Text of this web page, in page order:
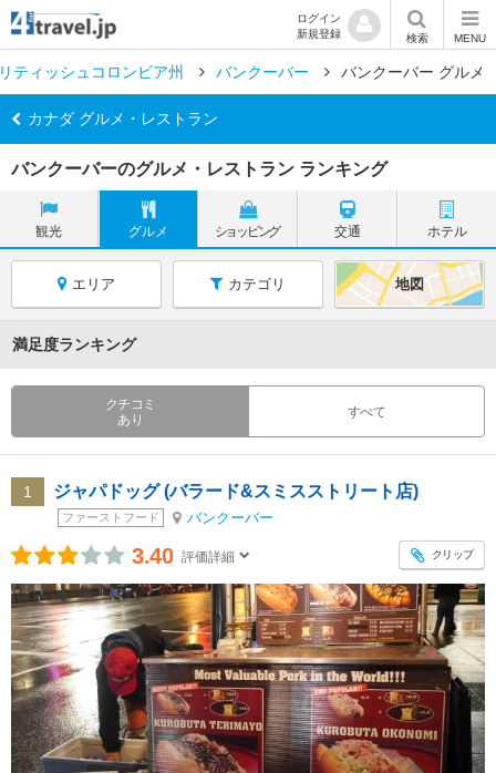
ログイン
新規登録
検索 MENU
ティッシュコロンビア州 バンクーバー バンクーバー グルメ
カナダ グルメ・レストラン
バンクーバーのグルメ・レストラン ランキング
観光 グルメ ショッピング 交通 ホテル
エリア カテゴリ 地図
満足度ランキング
クチコミ
あり
すべて
1 ジャパドッグ (バラード&スミスストリート店)
ファーストフード バンクーバー
3.40 評価詳細 クリップ